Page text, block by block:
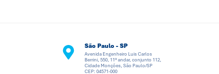
São Paulo - SP
Avenida Engenheiro Luis Carlos
Berrini, 550, 11º andar, conjunto 112,
Cidade Monções, São Paulo/SP
CEP: 04571-000